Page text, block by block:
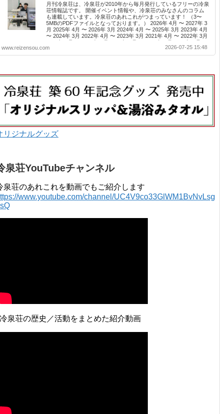
月刊冷泉荘は、冷泉荘が2010年から毎月発行しているフリーの冷泉
荘情報誌です。 開催イベント情報や、冷泉荘のみなさんのコラム
も連載しています。冷泉荘のあれこれがつまっています！ （3〜
5MBのPDFファイルとなっております。） 2026年 4月 〜 2027年 3
月 2025年 4月 〜 2026年 3月 2024年 4月 〜 2025年 3月 2023年 4月
〜 2024年 3月 2022年 4月 〜 2023年 3月 2021年 4月 〜 2022年 3月
2020年 4月 〜 2021年 3月 2019年 4月 〜 2020年 3月 2018年 4月 〜
2019年 3月 2017年 4月 〜 2018年 3月 2016年 4月 〜 2017年 3月
2015年 4月 〜 2016年 3月 2014年 4月 〜 2015年 3月 2013...
www.reizensou.com 2026-07-25 15:48
リジナルグッズ
泉荘YouTubeチャンネル
泉荘のあれこれを動画でもご紹介します
www.youtube.com/channel/UC4V9co33GlWM1BvNvLsg
泉荘の歴史／活動をまとめた紹介動画